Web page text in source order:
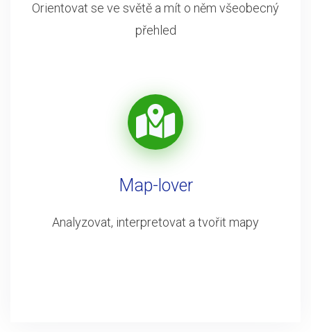
Orientovat se ve světě a mít o něm všeobecný
přehled
Map-lover
Analyzovat, interpretovat a tvořit mapy